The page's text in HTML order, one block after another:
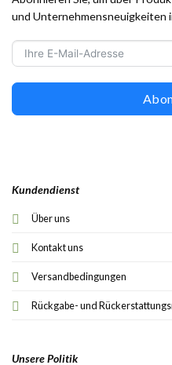
Kundendienst
Über uns
Kontakt uns
Versandbedingungen
Rückgabe- und
Unsere Politik
und Unternehmensneuigkeiten